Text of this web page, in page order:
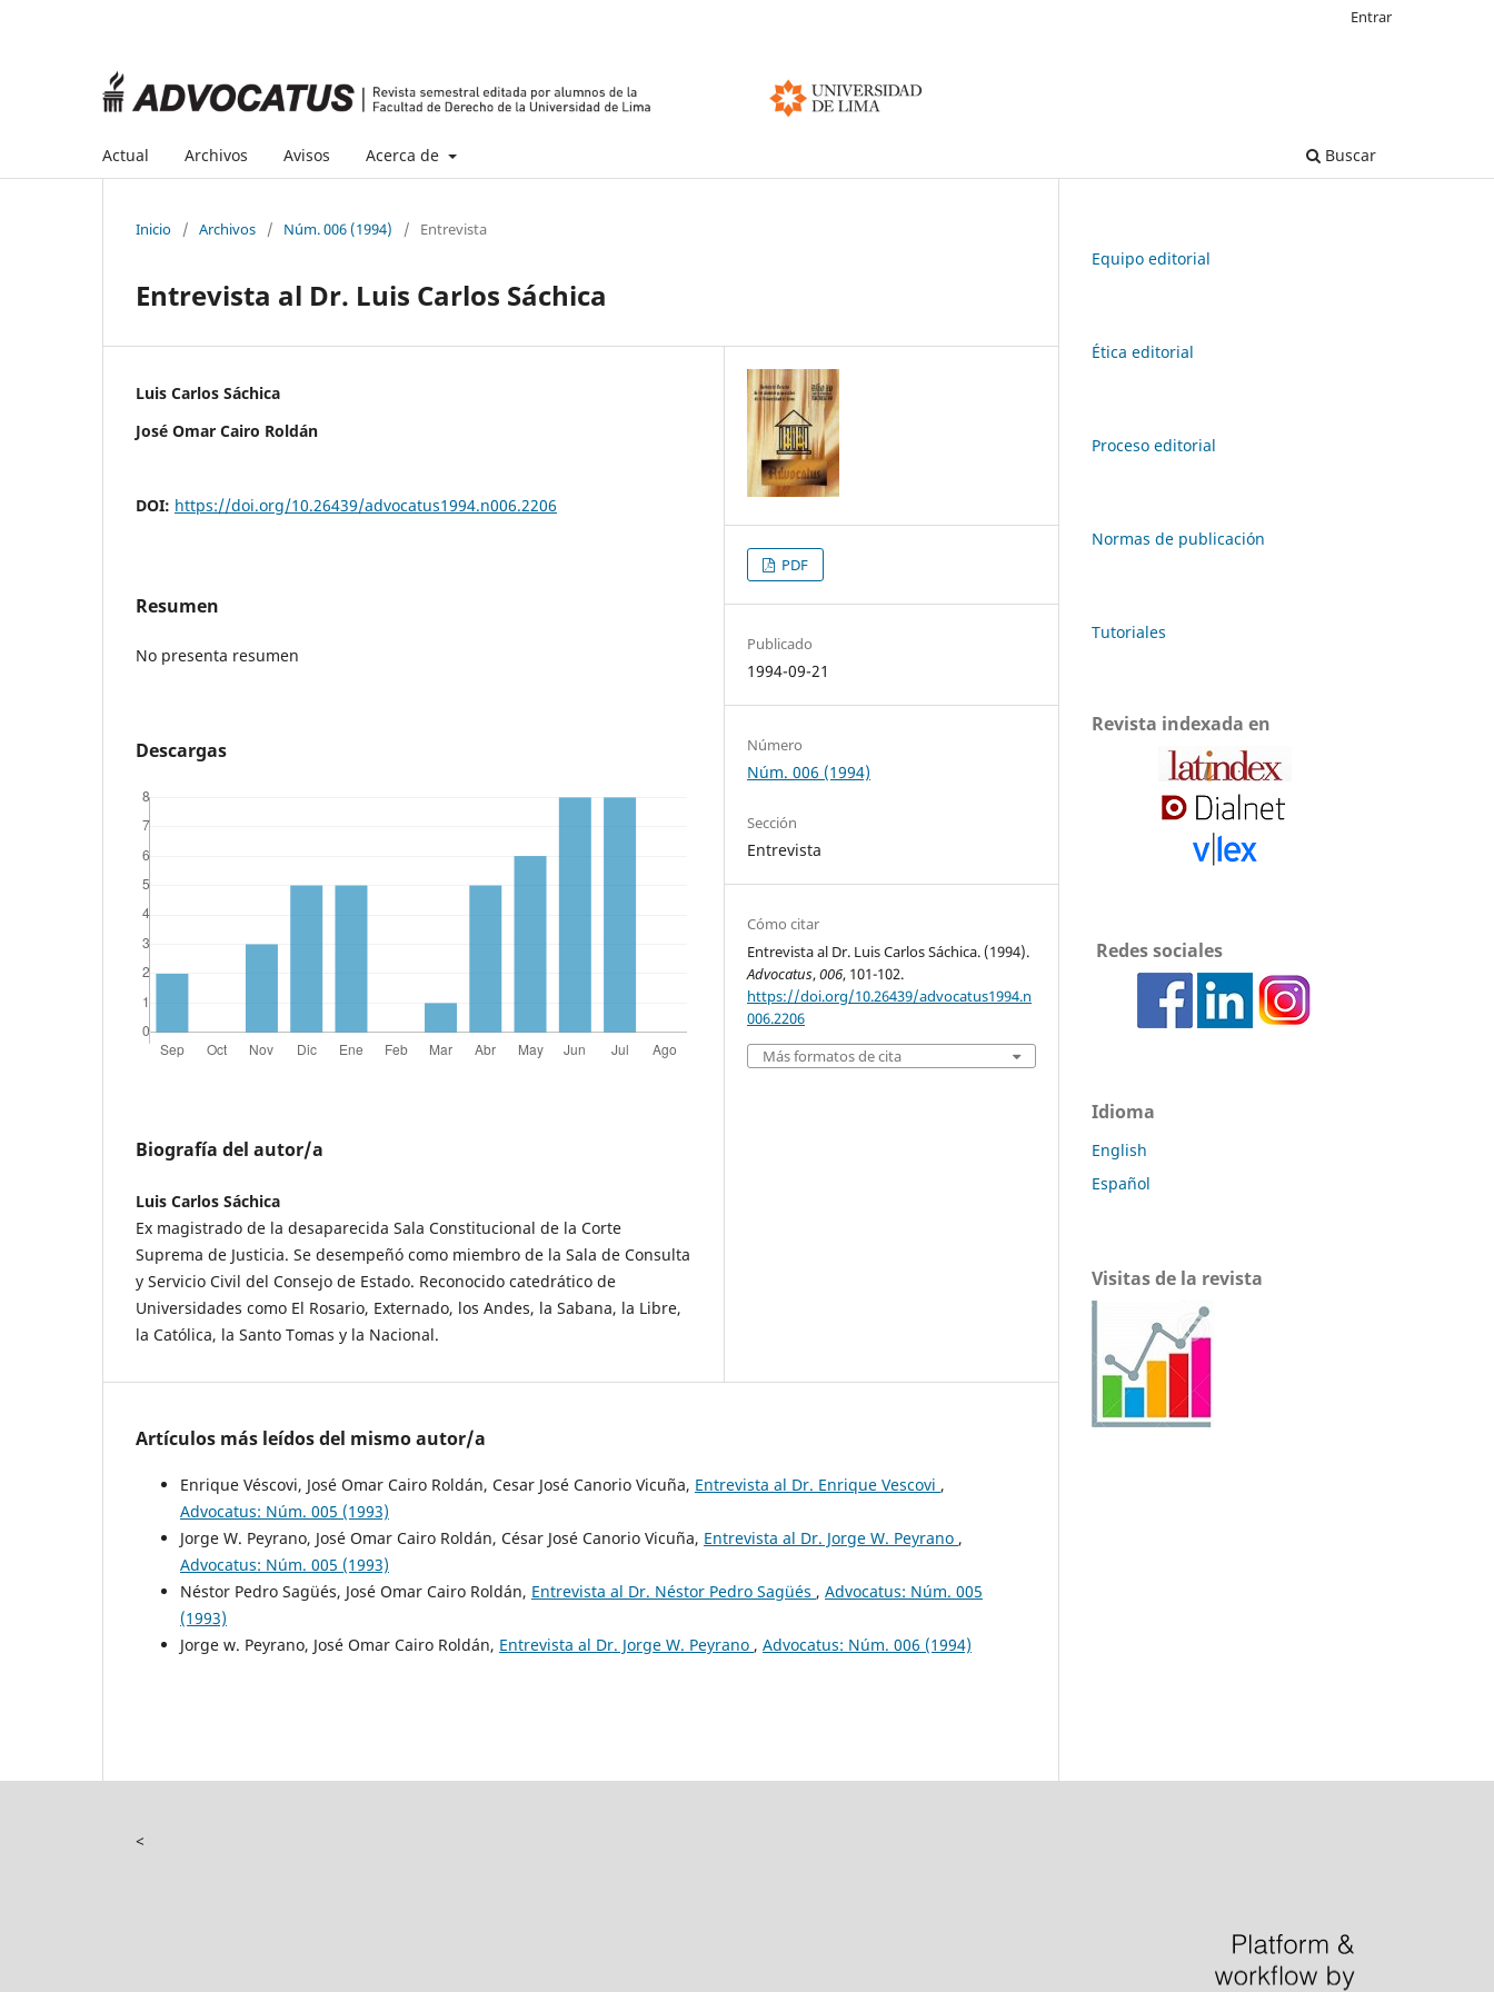
Actual Archivos Avisos Acerca de Buscar
Entrar
Inicio / Archivos / Núm. 006 (1994) / Entrevista
Entrevista al Dr. Luis Carlos Sáchica
Luis Carlos Sáchica
José Omar Cairo Roldán
DOI: https://doi.org/10.26439/advocatus1994.n006.2206
Resumen
No presenta resumen
Descargas
Biografía del autor/a
Luis Carlos Sáchica
Ex magistrado de la desaparecida Sala Constitucional de la Corte
Suprema de Justicia. Se desempeñó como miembro de la Sala de Consulta
y Servicio Civil del Consejo de Estado. Reconocido catedrático de
Universidades como El Rosario, Externado, los Andes, la Sabana, la Libre,
la Católica, la Santo Tomas y la Nacional.
PDF
Publicado
1994-09-21
Número
Núm. 006 (1994)
Sección
Entrevista
Cómo citar
Entrevista al Dr. Luis Carlos Sáchica. (1994).
Advocatus,006, 101-102.
https://doi.org/10.26439/advocatus1994.n
006.2206
Más formatos de cita
Artículos más leídos del mismo autor/a
Enrique Véscovi, José Omar Cairo Roldán, Cesar José Canorio Vicuña, Entrevista al Dr. Enrique Vescovi ,
Advocatus: Núm. 005 (1993)
Jorge W. Peyrano, José Omar Cairo Roldán, César José Canorio Vicuña, Entrevista al Dr. Jorge W. Peyrano ,
Advocatus: Núm. 005 (1993)
Néstor Pedro Sagüés, José Omar Cairo Roldán, Entrevista al Dr. Néstor Pedro Sagüés , Advocatus: Núm. 005
(1993)
Jorge w. Peyrano, José Omar Cairo Roldán, Entrevista al Dr. Jorge W. Peyrano , Advocatus: Núm. 006 (1994)
Equipo editorial
Ética editorial
Proceso editorial
Normas de publicación
Tutoriales
Revista indexada en
Redes sociales
Idioma
English
Español
Visitas de la revista
<